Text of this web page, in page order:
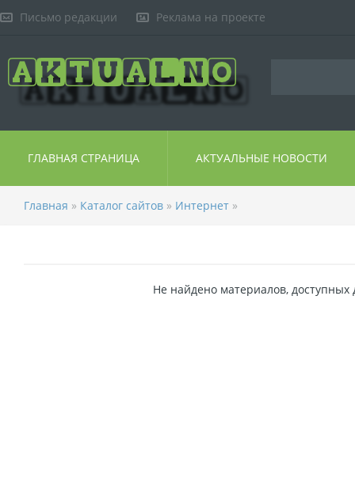
Письмо редакции Реклама на проекте
ГЛАВНАЯ СТРАНИЦА АКТУАЛЬНЫЕ НОВОСТИ
Главная » Каталог сайтов » Интернет »
Не найдено материалов, доступных